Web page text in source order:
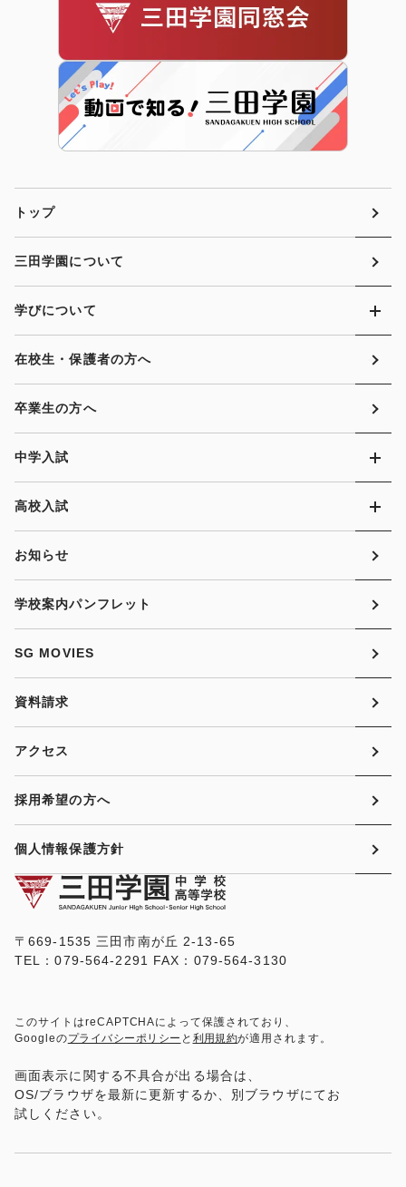
〒669-1535 三田市南が丘 2-13-65
TEL：079-564-2291 FAX：079-564-3130
このサイトはreCAPTCHAによって保護されており、
Googleのプライバシーポリシー と 利用規約が適用されます。
画面表示に関する不具合が出る場合は、
OS/ブラウザを最新に更新するか、別ブラウザにてお
試しください。
トップ
三田学園について
学びについて
在校生・保護者の方へ
卒業生の方へ
中学入試
高校入試
お知らせ
学校案内パンフレット
SG MOVIES
資料請求
アクセス
採用希望の方へ
個人情報保護方針